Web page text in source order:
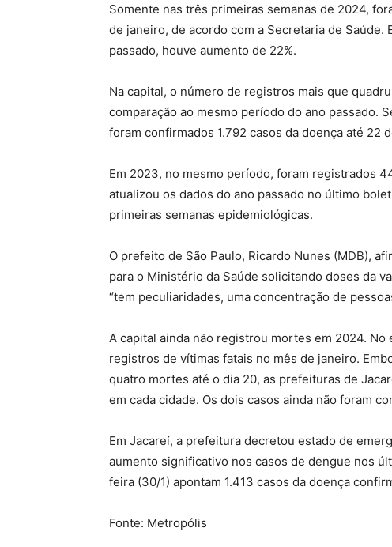
Somente nas três primeiras semanas de 2024,
de janeiro, de acordo com a Secretaria de Saúde.
passado, houve aumento de 22%.
Na capital, o número de registros mais que
comparação ao mesmo período do ano passado.
foram confirmados 1.792 casos da doença até 22
Em 2023, no mesmo período, foram registrados
atualizou os dados do ano passado no último
primeiras semanas epidemiológicas.
O prefeito de São Paulo, Ricardo Nunes (MDB),
para o Ministério da Saúde solicitando doses da
“tem peculiaridades, uma concentração de
A capital ainda não registrou mortes em 2024.
registros de vítimas fatais no mês de janeiro.
quatro mortes até o dia 20, as prefeituras de
em cada cidade. Os dois casos ainda não foram
Em Jacareí, a prefeitura decretou estado de
aumento significativo nos casos de dengue nos
feira (30/1) apontam 1.413 casos da doença
Fonte: Metropólis